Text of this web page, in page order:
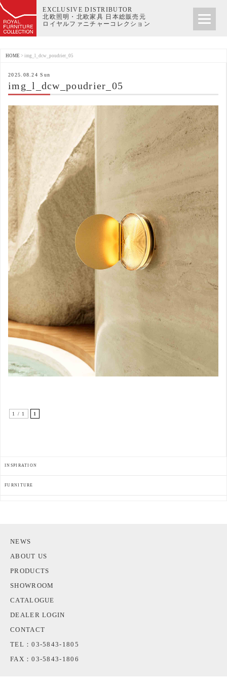
EXCLUSIVE DISTRIBUTOR
北欧照明・北欧家具 日本総販売元
ロイヤルファニチャーコレクション
HOME > img_l_dcw_poudrier_05
2025.08.24 Sun
img_l_dcw_poudrier_05
1 / 1 1
INSPIRATION
FURNITURE
NEWS
ABOUT US
PRODUCTS
SHOWROOM
CATALOGUE
DEALER LOGIN
CONTACT
TEL：03-5843-1805
FAX：03-5843-1806